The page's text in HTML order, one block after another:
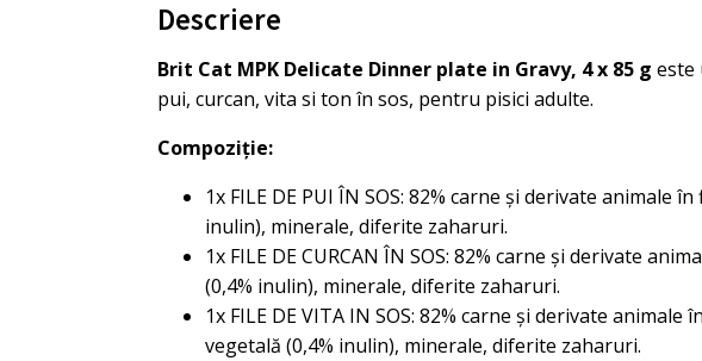
Descriere
Brit Cat MPK Delicate Dinner plate in Gravy, 4 x 85 g este
pui, curcan, vita si ton în sos, pentru pisici adulte.
Compoziţie:
1x FILE DE PUI ÎN SOS: 82% carne și derivate
inulin), minerale, diferite zaharuri.
1x FILE DE CURCAN ÎN SOS: 82% carne și derivate
(0,4% inulin), minerale, diferite zaharuri.
1x FILE DE VITA IN SOS: 82% carne și derivate
vegetală (0,4% inulin), minerale, diferite zaharuri.